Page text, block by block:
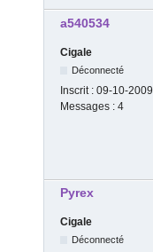
a540534
Cigale
Déconnecté
Inscrit : 09-10-2009
Messages : 4
Pyrex
Cigale
Déconnecté